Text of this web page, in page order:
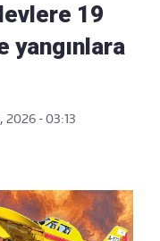
19
yangınlara
2026 - 03:13